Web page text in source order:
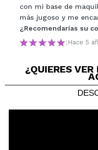
con mi base de
más jugoso y me
¿Recomendarías su
| Hace 5
¿QUIERES